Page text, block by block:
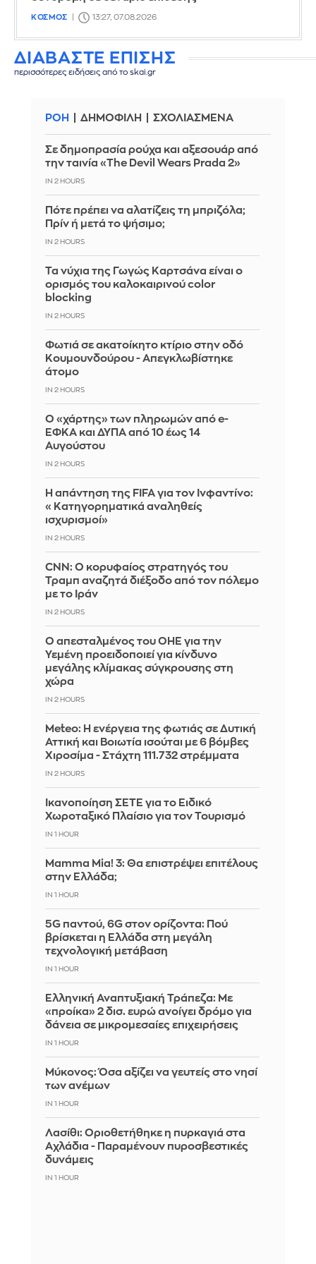
ΚΟΣΜΟΣ 13:27, 07.08.2026
ΔΙΑΒΑΣΤΕ ΕΠΙΣΗΣ
περισσότερες ειδήσεις από το skai.gr
ΡΟΗ ΔΗΜΟΦΙΛΗ ΣΧΟΛΙΑΣΜΕΝΑ
Σε δημοπρασία ρούχα και αξεσουάρ από
την ταινία «The Devil Wears Prada 2»
IN 2 HOURS
Πότε πρέπει να αλατίζεις τη μπριζόλα;
Πρίν ή μετά το ψήσιμο;
IN 2 HOURS
Τα νύχια της Γωγώς Καρτσάνα είναι ο
ορισμός του καλοκαιρινού color
blocking
IN 2 HOURS
Φωτιά σε ακατοίκητο κτίριο στην οδό
Κουμουνδούρου - Απεγκλωβίστηκε
άτομο
IN 2 HOURS
Ο «χάρτης» των πληρωμών από e-
ΕΦΚΑ και ΔΥΠΑ από 10 έως 14
Αυγούστου
IN 2 HOURS
Η απάντηση της FIFA για τον Ινφαντίνο:
«Κατηγορηματικά αναληθείς
ισχυρισμοί»
IN 2 HOURS
CNN: Ο κορυφαίος στρατηγός του
Τραμπ αναζητά διέξοδο από τον πόλεμο
με το Ιράν
IN 2 HOURS
Ο απεσταλμένος του ΟΗΕ για την
Υεμένη προειδοποιεί για κίνδυνο
μεγάλης κλίμακας σύγκρουσης στη
χώρα
IN 2 HOURS
Meteo: Η ενέργεια της φωτιάς σε Δυτική
Αττική και Βοιωτία ισούται με 6 βόμβες
Χιροσίμα - Στάχτη 111.732 στρέμματα
IN 2 HOURS
Ικανοποίηση ΣΕΤΕ για το Ειδικό
Χωροταξικό Πλαίσιο για τον Τουρισμό
IN 1 HOUR
Mamma Mia! 3: Θα επιστρέψει επιτέλους
στην Ελλάδα;
IN 1 HOUR
5G παντού, 6G στον ορίζοντα: Πού
βρίσκεται η Ελλάδα στη μεγάλη
τεχνολογική μετάβαση
IN 1 HOUR
Ελληνική Αναπτυξιακή Τράπεζα: Με
«προίκα» 2 δισ. ευρώ ανοίγει δρόμο για
δάνεια σε μικρομεσαίες επιχειρήσεις
IN 1 HOUR
Μύκονος: Όσα αξίζει να γευτείς στο νησί
των ανέμων
IN 1 HOUR
Λασίθι: Οριοθετήθηκε η πυρκαγιά στα
Αχλάδια - Παραμένουν πυροσβεστικές
δυνάμεις
IN 1 HOUR